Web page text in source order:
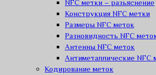
NFC метки – разьяснение
Конструкция NFC метки
Размеры NFC меток
Разновидность NFC
Антенны NFC меток
Антиметаллические NFC
Кодирование меток